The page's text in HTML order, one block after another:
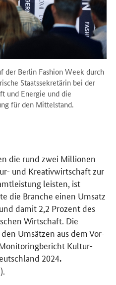
der Berlin Fashion Week durch
Staatssekretärin bei der
und Energie und die
für den Mittelstand.
die rund zwei Millionen
und Kreativwirtschaft zur
leisten, ist
die Branche einen Umsatz
damit 2,2 Prozent des
Wirtschaft. Die
Umsätzen aus dem Vor-
Kultur-
2024.